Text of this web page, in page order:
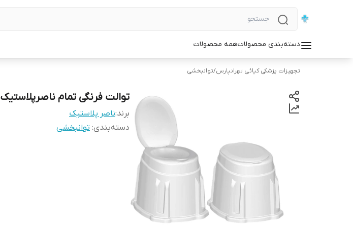
دسته‌بندی محصولاتهمه محصولات
تجهیزات پزشکی کیائی تهرانپارس/توانبخشی
توالت فرنگی تمام ناصرپلاستیک
برند:ناصر پلاستیک
دسته‌بندی: توانبخشی